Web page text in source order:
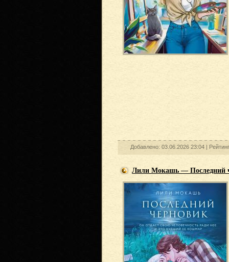
Добавлено: 03.06.2026 23:04 |
Лили Мокашь — Последний